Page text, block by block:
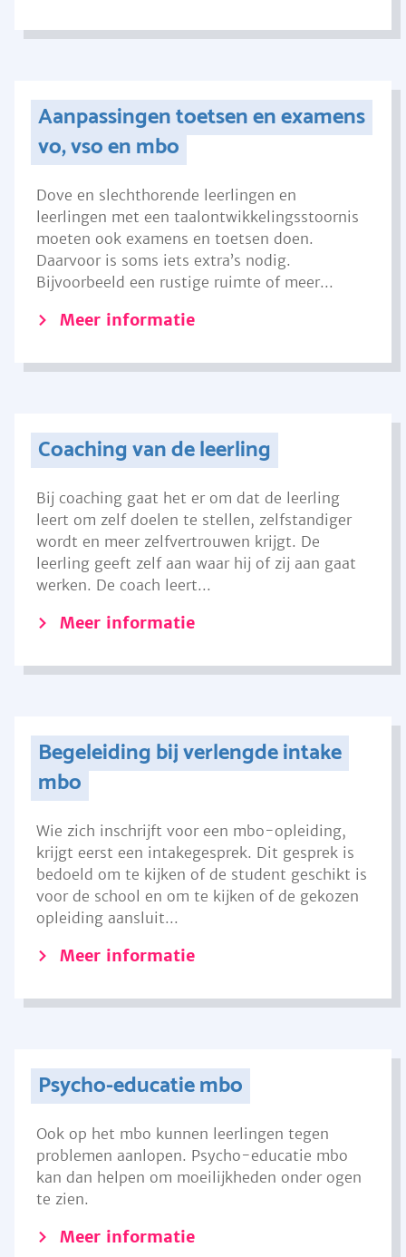
Aanpassingen toetsen en examens
vo, vso en mbo
Dove en slechthorende leerlingen en
leerlingen met een taalontwikkelingsstoornis
moeten ook examens en toetsen doen.
Daarvoor is soms iets extra’s nodig.
Bijvoorbeeld een rustige ruimte of meer...
Meer informatie
Coaching van de leerling
Bij coaching gaat het er om dat de leerling
leert om zelf doelen te stellen, zelfstandiger
wordt en meer zelfvertrouwen krijgt. De
leerling geeft zelf aan waar hij of zij aan gaat
werken. De coach leert...
Meer informatie
Begeleiding bij verlengde intake
mbo
Wie zich inschrijft voor een mbo-opleiding,
krijgt eerst een intakegesprek. Dit gesprek is
bedoeld om te kijken of de student geschikt is
voor de school en om te kijken of de gekozen
opleiding aansluit...
Meer informatie
Psycho-educatie mbo
Ook op het mbo kunnen leerlingen tegen
problemen aanlopen. Psycho-educatie mbo
kan dan helpen om moeilijkheden onder ogen
te zien.
Meer informatie